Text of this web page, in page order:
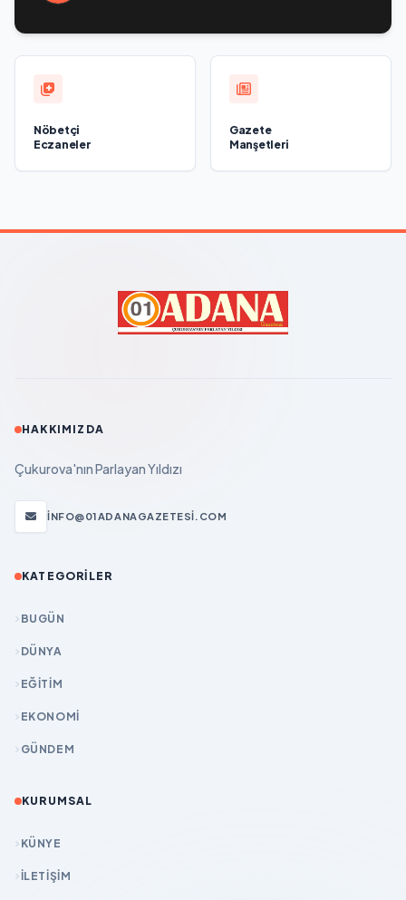
Nöbetçi
Eczaneler
Gazete
Manşetleri
HAKKIMIZDA
Çukurova'nın Parlayan Yıldızı
INFO@01ADANAGAZETESI.COM
KATEGORILER
BUGÜN
DÜNYA
EĞİTİM
EKONOMİ
GÜNDEM
KURUMSAL
KÜNYE
İLETIŞIM